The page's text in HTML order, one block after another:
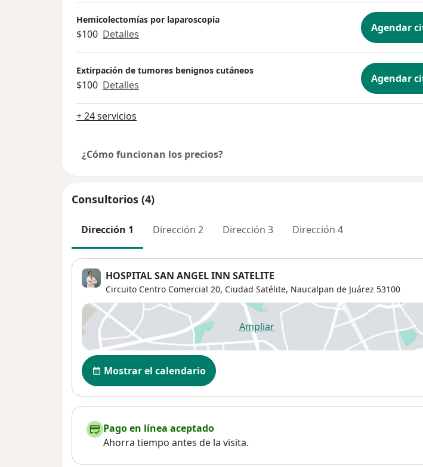
Hemicolectomías por laparoscopia
$100 Detalles Agendar
Extirpación de tumores benignos cutáneos
$100 Detalles Agendar
+ 24 servicios
¿Cómo funcionan los precios?
Consultorios (4)
Dirección 1 Dirección 2 Dirección 3 Dirección 4
HOSPITAL SAN ANGEL INN SATELITE
Circuito Centro Comercial 20, Ciudad Satélite, Naucalpan de Juárez 53100
Ampliarse abre en una nueva pestaña
Disponibilidad
Mostrar el calendario
Pago en línea aceptado
Ahorra tiempo antes de la visita.